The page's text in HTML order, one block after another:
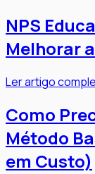
NPS
Melhorar
Ler artigo
Como
Método
em Custo)